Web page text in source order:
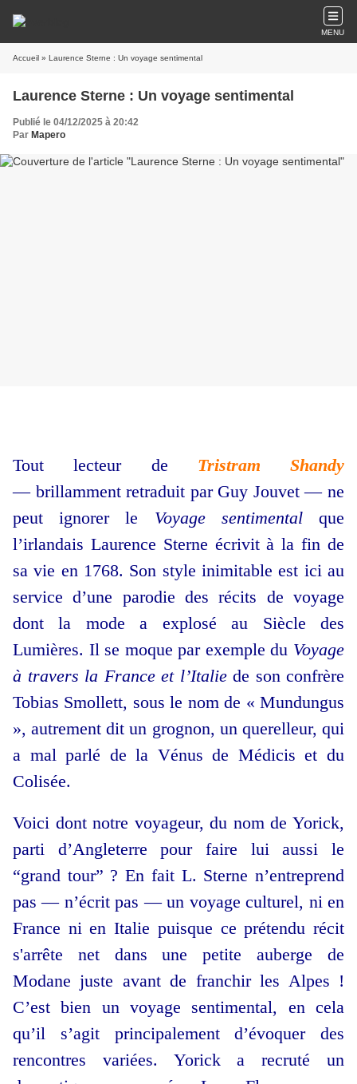
MENU
Accueil » Laurence Sterne : Un voyage sentimental
Laurence Sterne : Un voyage sentimental
Publié le 04/12/2025 à 20:42
Par Mapero
Tout lecteur de Tristram Shandy
— brillamment retraduit par Guy Jouvet — ne
peut ignorer le Voyage sentimentalque
l’irlandais Laurence Sterne écrivit à la fin de
sa vie en 1768. Son style inimitable est ici au
service d’une parodie des récits de voyage
dont la mode a explosé au Siècle des
Lumières. Il se moque par exemple du Voyage
à travers la France et l’Italiede son confrère
Tobias Smollett, sous le nom de « Mundungus
», autrement dit un grognon, un querelleur, qui
a mal parlé de la Vénus de Médicis et du
Colisée.
Voici dont notre voyageur, du nom de Yorick,
parti d’Angleterre pour faire lui aussi le
“grand tour” ? En fait L. Sterne n’entreprend
pas — n’écrit pas — un voyage culturel, ni en
France ni en Italie puisque ce prétendu récit
s'arrête net dans une petite auberge de
Modane juste avant de franchir les Alpes !
C’est bien un voyage sentimental, en cela
qu’il s’agit principalement d’évoquer des
rencontres variées. Yorick a recruté un